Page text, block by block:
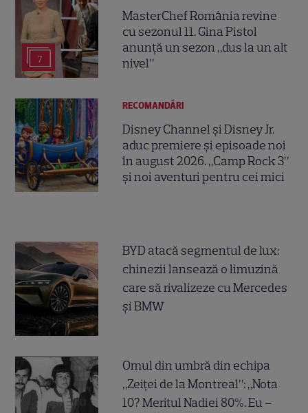
7
MasterChef România revine
cu sezonul 11. Gina Pistol
anunță un sezon „dus la un alt
nivel”
RECOMANDĂRI
Disney Channel și Disney Jr.
aduc premiere și episoade noi
în august 2026. „Camp Rock 3”
și noi aventuri pentru cei mici
BYD atacă segmentul de lux:
chinezii lansează o limuzină
care să rivalizeze cu Mercedes
și BMW
Omul din umbră din echipa
„Zeiței de la Montreal”: „Nota
10? Meritul Nadiei 80%. Eu –